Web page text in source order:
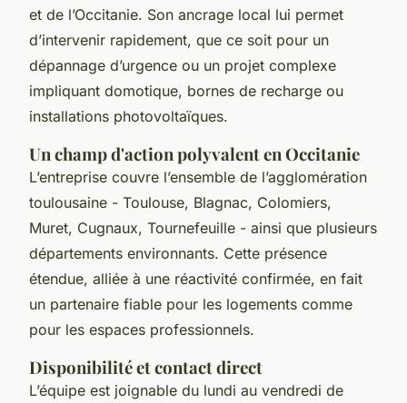
et de l’Occitanie. Son ancrage local lui permet
d’intervenir rapidement, que ce soit pour un
dépannage d’urgence ou un projet complexe
impliquant domotique, bornes de recharge ou
installations photovoltaïques.
Un champ d'action polyvalent en Occitanie
L’entreprise couvre l’ensemble de l’agglomération
toulousaine - Toulouse, Blagnac, Colomiers,
Muret, Cugnaux, Tournefeuille - ainsi que plusieurs
départements environnants. Cette présence
étendue, alliée à une réactivité confirmée, en fait
un partenaire fiable pour les logements comme
pour les espaces professionnels.
Disponibilité et contact direct
L’équipe est joignable du lundi au vendredi de